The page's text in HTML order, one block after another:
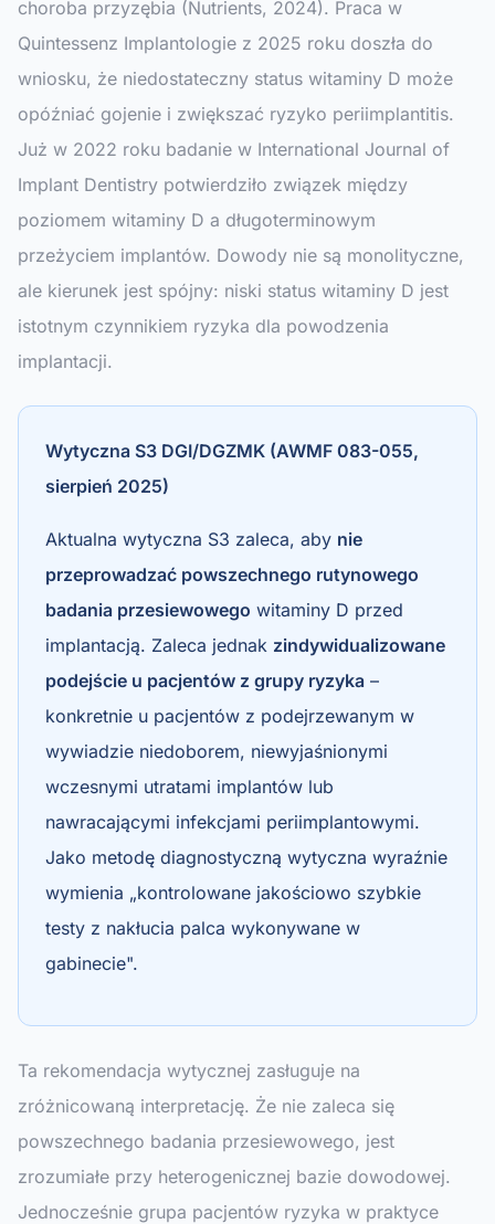
choroba przyzębia (Nutrients, 2024). Praca w
Quintessenz Implantologie z 2025 roku doszła do
wniosku, że niedostateczny status witaminy D może
opóźniać gojenie i zwiększać ryzyko periimplantitis.
Już w 2022 roku badanie w International Journal of
Implant Dentistry potwierdziło związek między
poziomem witaminy D a długoterminowym
przeżyciem implantów. Dowody nie są monolityczne,
ale kierunek jest spójny: niski status witaminy D jest
istotnym czynnikiem ryzyka dla powodzenia
implantacji.
Wytyczna S3 DGI/DGZMK (AWMF 083-055,
sierpień 2025)
Aktualna wytyczna S3 zaleca, aby nie
przeprowadzać powszechnego rutynowego
badania przesiewowego witaminy D przed
implantacją. Zaleca jednak zindywidualizowane
podejście u pacjentów z grupy ryzyka –
konkretnie u pacjentów z podejrzewanym w
wywiadzie niedoborem, niewyjaśnionymi
wczesnymi utratami implantów lub
nawracającymi infekcjami periimplantowymi.
Jako metodę diagnostyczną wytyczna wyraźnie
wymienia „kontrolowane jakościowo szybkie
testy z nakłucia palca wykonywane w
gabinecie".
Ta rekomendacja wytycznej zasługuje na
zróżnicowaną interpretację. Że nie zaleca się
powszechnego badania przesiewowego, jest
zrozumiałe przy heterogenicznej bazie dowodowej.
Jednocześnie grupa pacjentów ryzyka w praktyce